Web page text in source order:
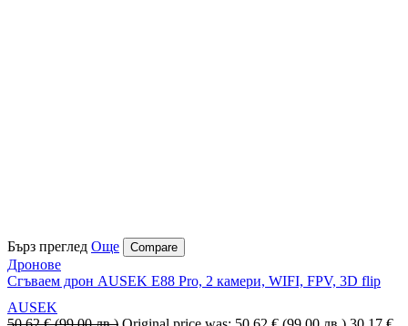
Бърз преглед Още Compare
Дронове
Сгъваем дрон AUSEK E88 Pro, 2 камери, WIFI, FPV, 3D flip
AUSEK